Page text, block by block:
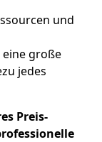
und
große
jedes
Preis-